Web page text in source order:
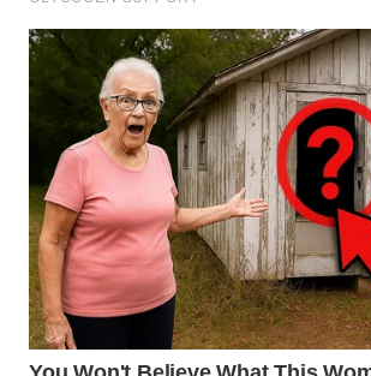
MALUT
DAIRI
WN
DANAU
TOBA
WN
NIAS